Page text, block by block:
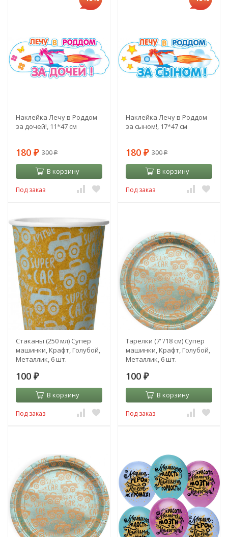
Наклейка Лечу в Роддом
за дочей!, 11*47 см
180 ₽ 300₽
В корзину
Под заказ
Наклейка Лечу в Роддом
за сыном!, 17*47 см
180 ₽ 300₽
В корзину
Под заказ
Стаканы (250 мл) Супер
машинки, Крафт, Голубой,
Металлик, 6 шт.
100 ₽
В корзину
Под заказ
Тарелки (7''/18 см) Супер
машинки, Крафт, Голубой,
Металлик, 6 шт.
100 ₽
В корзину
Под заказ